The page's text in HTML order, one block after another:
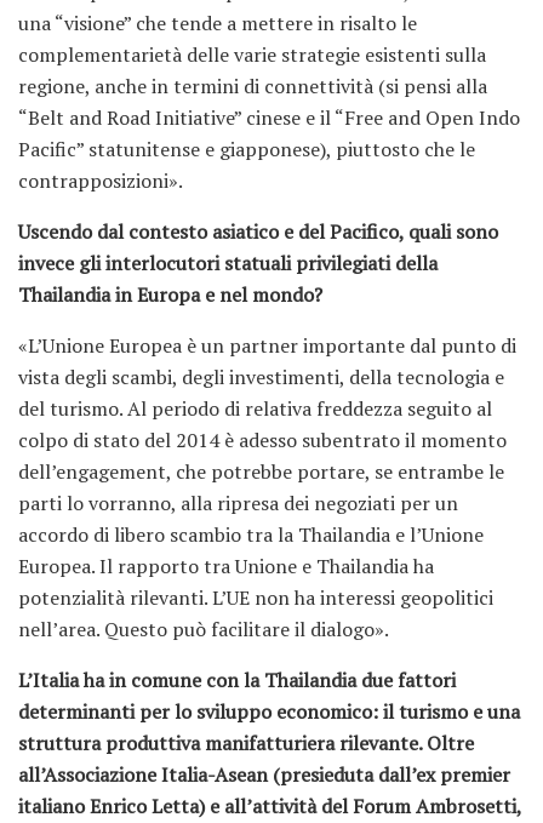
una “visione” che tende a mettere in risalto le
complementarietà delle varie strategie esistenti sulla
regione, anche in termini di connettività (si pensi alla
“Belt and Road Initiative” cinese e il “Free and Open Indo
Pacific” statunitense e giapponese), piuttosto che le
contrapposizioni».
Uscendo dal contesto asiatico e del Pacifico, quali sono
invece gli interlocutori statuali privilegiati della
Thailandia in Europa e nel mondo?
«L’Unione Europea è un partner importante dal punto di
vista degli scambi, degli investimenti, della tecnologia e
del turismo. Al periodo di relativa freddezza seguito al
colpo di stato del 2014 è adesso subentrato il momento
dell’engagement, che potrebbe portare, se entrambe le
parti lo vorranno, alla ripresa dei negoziati per un
accordo di libero scambio tra la Thailandia e l’Unione
Europea. Il rapporto tra Unione e Thailandia ha
potenzialità rilevanti. L’UE non ha interessi geopolitici
nell’area. Questo può facilitare il dialogo».
L’Italia ha in comune con la Thailandia due fattori
determinanti per lo sviluppo economico: il turismo e una
struttura produttiva manifatturiera rilevante. Oltre
all’Associazione Italia-Asean (presieduta dall’ex premier
italiano Enrico Letta) e all’attività del Forum Ambrosetti,